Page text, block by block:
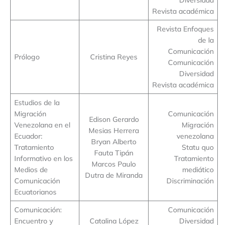
Revista académica
Prólogo Cristina Reyes
Revista Enfoques
de la
Comunicación
Comunicación
Diversidad
Revista académica
Estudios de la
Migración
Venezolana en el
Ecuador:
Tratamiento
Informativo en los
Medios de
Comunicación
Ecuatorianos
Edison Gerardo
Mesias Herrera
Bryan Alberto
Fauta Tipán
Marcos Paulo
Dutra de Miranda
Comunicación
Migración
venezolana
Statu quo
Tratamiento
mediático
Discriminación
Comunicación:
Encuentro y
Catalina López
Comunicación
Diversidad